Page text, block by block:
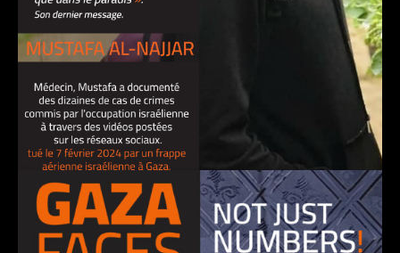
MUSTAFA AL-NAJJAR, médecin